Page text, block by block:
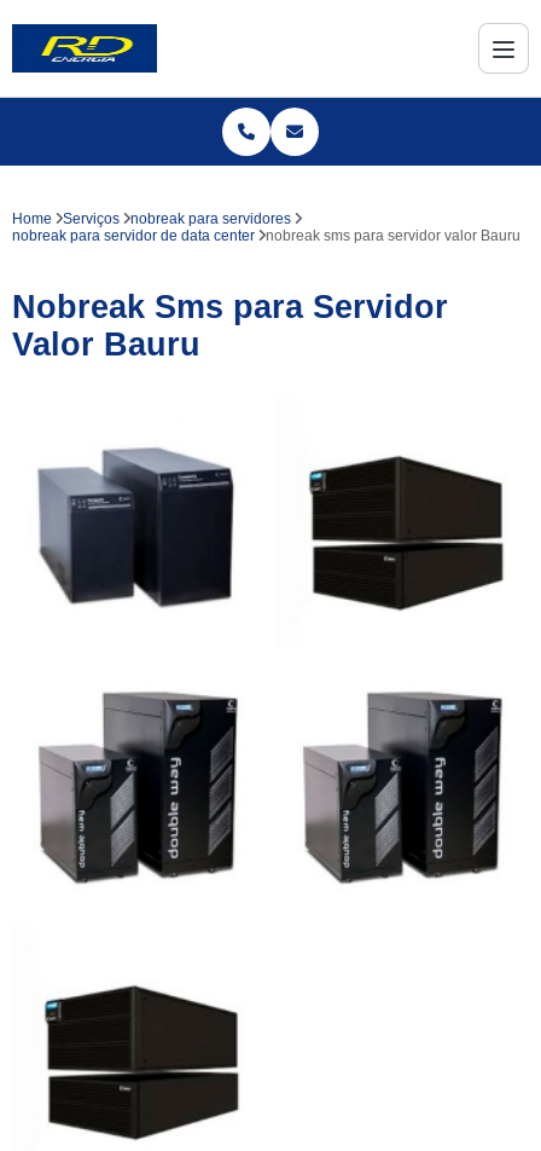
Home Serviços
nobreak para servidores
nobreak para servidor de data center
nobreak sms para servidor valor Bauru
Nobreak Sms para Servidor
Valor Bauru